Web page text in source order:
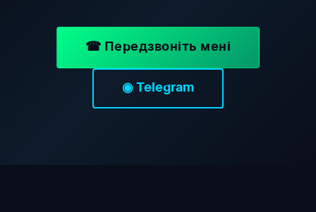
☎ Передзвоніть мені
◉ Telegram